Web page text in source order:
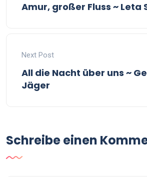
Amur, großer Fluss ~ Leta
Next Post
All die Nacht über uns ~
Jäger
Schreibe einen